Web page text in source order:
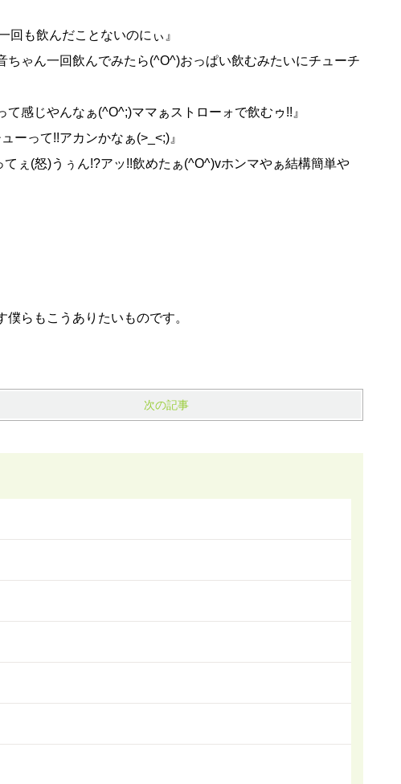
回も飲んだことないのにぃ』
ゃん一回飲んでみたら(^O^)おっぱい飲むみたいにチューチ
感じやんなぁ(^O^;)ママぁストローォで飲むゥ!!』
ーって!!アカンかなぁ(>_<;)』
ぇ(怒)うぅん!?アッ!!飲めたぁ(^O^)vホンマやぁ結構簡単や
らもこうありたいものです。
次の記事